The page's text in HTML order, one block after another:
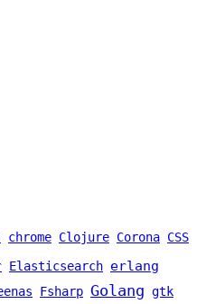
chrome Clojure Corona CSS
Elasticsearch erlang
Fsharp Golang gtk